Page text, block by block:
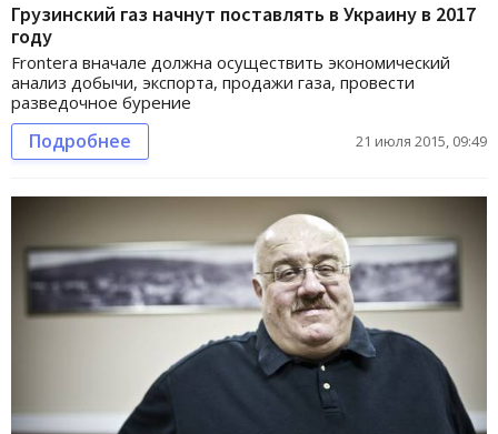
Грузинский газ начнут поставлять в Украину в 2017
году
Frontera вначале должна осуществить экономический
анализ добычи, экспорта, продажи газа, провести
разведочное бурение
Подробнее 21 июля 2015, 09:49